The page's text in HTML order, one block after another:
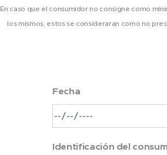
En caso que el consumidor no consigne como
los mismos, estos se consideraran como no
Fecha
Identificación del